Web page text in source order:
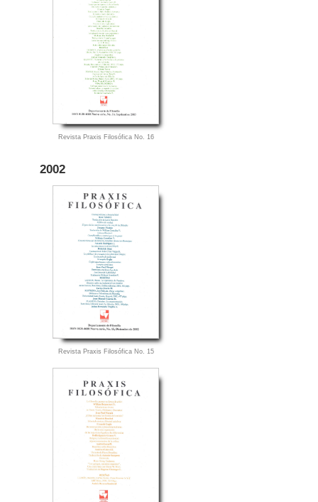
Revista Praxis Filosófica No. 16
2002
Revista Praxis Filosófica No. 15